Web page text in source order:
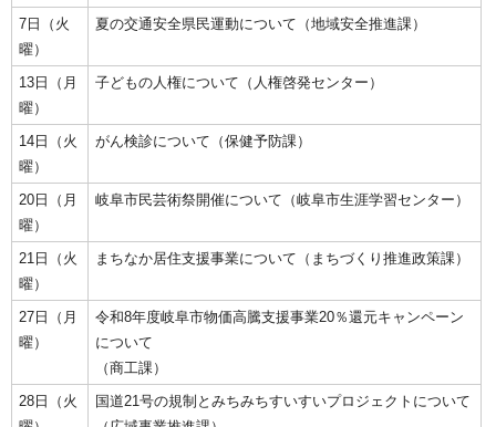
7日（火
曜）
夏の交通安全県民運動について（地域安全推進課）
13日（月
曜）
子どもの人権について（人権啓発センター）
14日（火
曜）
がん検診について（保健予防課）
20日（月
曜）
岐阜市民芸術祭開催について（岐阜市生涯学習センター）
21日（火
曜）
まちなか居住支援事業について（まちづくり推進政策課）
27日（月
曜）
令和8年度岐阜市物価高騰支援事業20％還元キャンペーン
について
（商工課）
28日（火
国道21号の規制とみちみちすいすいプロジェクトについて